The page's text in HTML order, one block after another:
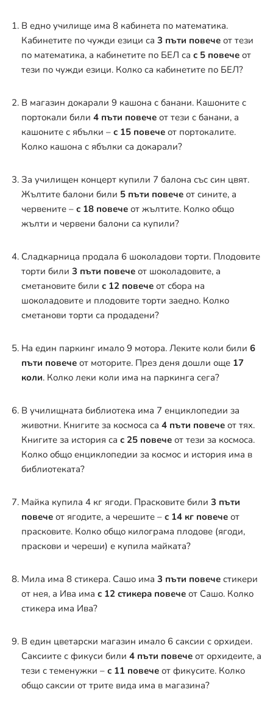
В едно училище има 8 кабинета по математика.
Кабинетите по чужди езици са 3 пъти повече от тези
по математика, а кабинетите по БЕЛ са с 5 повече от
тези по чужди езици. Колко са кабинетите по БЕЛ?
В магазин докарали 9 кашона с банани. Кашоните с
портокали били 4 пъти повече от тези с банани, а
кашоните с ябълки – с 15 повече от портокалите.
Колко кашона с ябълки са докарали?
За училищен концерт купили 7 балона със син цвят.
Жълтите балони били 5 пъти повече от сините, а
червените – с 18 повече от жълтите. Колко общо
жълти и червени балони са купили?
Сладкарница продала 6 шоколадови торти. Плодовите
торти били 3 пъти повече от шоколадовите, а
сметановите били с 12 повече от сбора на
шоколадовите и плодовите торти заедно. Колко
сметанови торти са продадени?
На един паркинг имало 9 мотора. Леките коли били 6
пъти повече от моторите. През деня дошли още 17
коли. Колко леки коли има на паркинга сега?
В училищната библиотека има 7 енциклопедии за
животни. Книгите за космоса са 4 пъти повече от тях.
Книгите за история са с 25 повече от тези за космоса.
Колко общо енциклопедии за космос и история има в
библиотеката?
Майка купила 4 кг ягоди. Прасковите били 3 пъти
повече от ягодите, а черешите – с 14 кг повече от
прасковите. Колко общо килограма плодове (ягоди,
праскови и череши) е купила майката?
Мила има 8 стикера. Сашо има 3 пъти повече стикери
от нея, а Ива има с 12 стикера повече от Сашо. Колко
стикера има Ива?
В един цветарски магазин имало 6 саксии с орхидеи.
Саксиите с фикуси били 4 пъти повече от орхидеите, а
тези с теменужки – с 11 повече от фикусите. Колко
общо саксии от трите вида има в магазина?